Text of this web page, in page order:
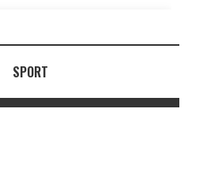
SPORT